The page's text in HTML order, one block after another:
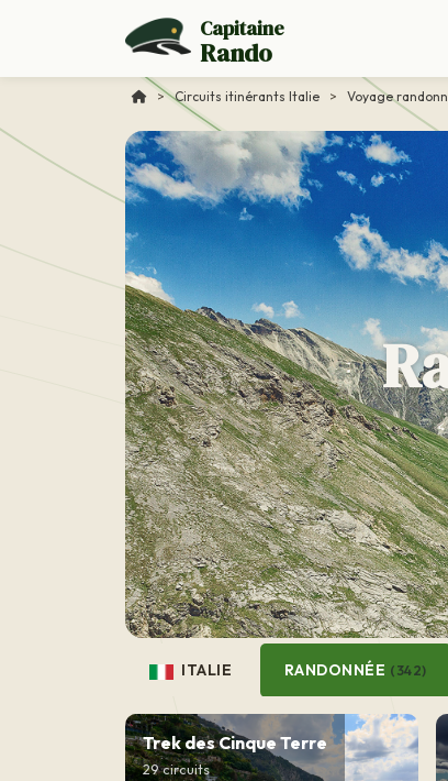
Capitaine
Rando
> Circuits itinérants Italie > Voyage
ITALIE RANDONNÉE (342)
Trek des Cinque Terre
29 circuits